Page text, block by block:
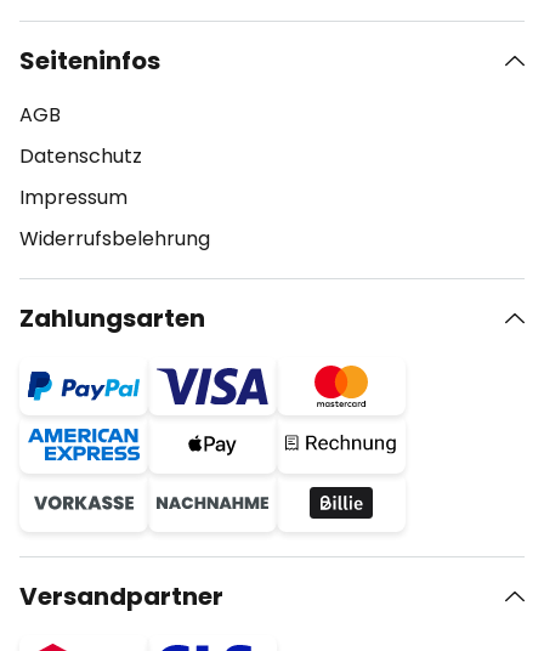
Seiteninfos
AGB
Datenschutz
Impressum
Widerrufsbelehrung
Zahlungsarten
Versandpartner